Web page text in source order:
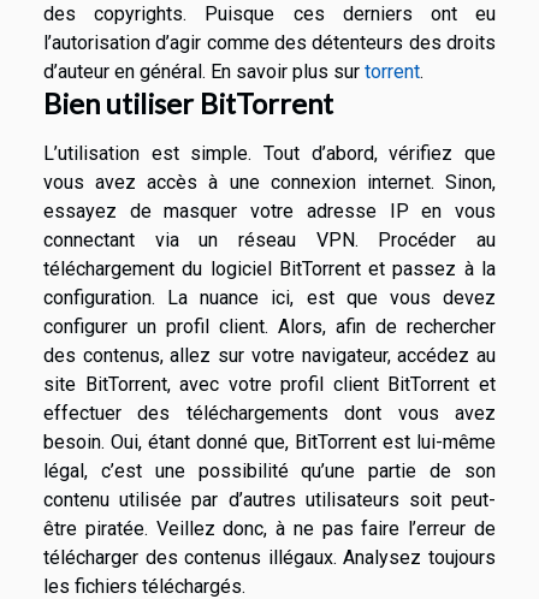
des copyrights. Puisque ces derniers ont eu
l’autorisation d’agir comme des détenteurs des droits
d’auteur en général. En savoir plus sur torrent.
Bien utiliser BitTorrent
L’utilisation est simple. Tout d’abord, vérifiez que
vous avez accès à une connexion internet. Sinon,
essayez de masquer votre adresse IP en vous
connectant via un réseau VPN. Procéder au
téléchargement du logiciel BitTorrent et passez à la
configuration. La nuance ici, est que vous devez
configurer un profil client. Alors, afin de rechercher
des contenus, allez sur votre navigateur, accédez au
site BitTorrent, avec votre profil client BitTorrent et
effectuer des téléchargements dont vous avez
besoin. Oui, étant donné que, BitTorrent est lui-même
légal, c’est une possibilité qu’une partie de son
contenu utilisée par d’autres utilisateurs soit peut-
être piratée. Veillez donc, à ne pas faire l’erreur de
télécharger des contenus illégaux. Analysez toujours
les fichiers téléchargés.